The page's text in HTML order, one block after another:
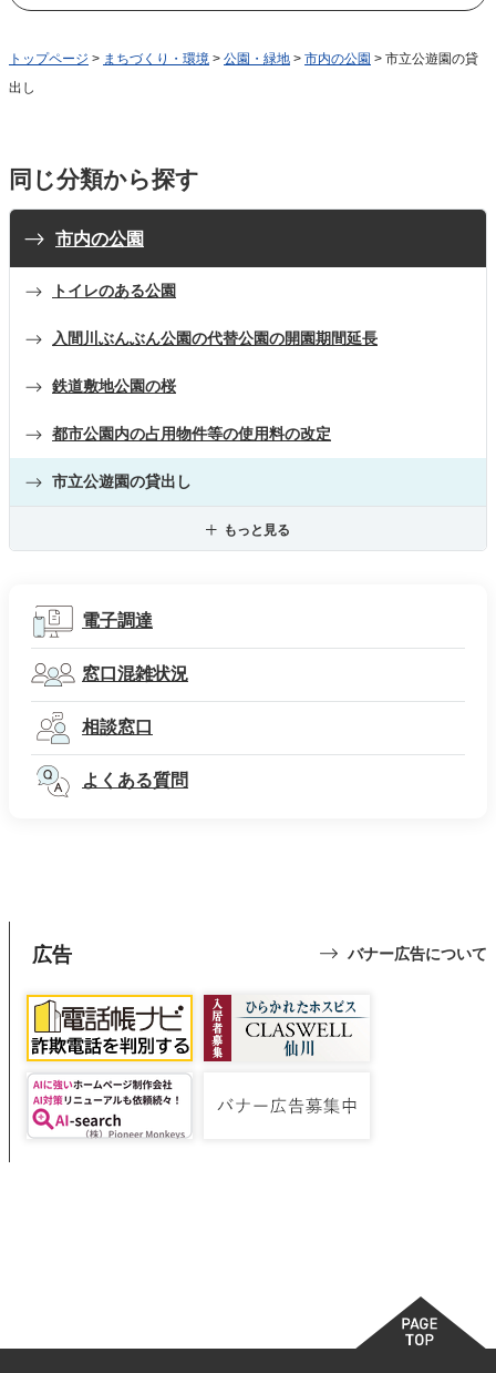
トップページ > まちづくり・環境 > 公園・緑地 > 市内の公園 > 市立公遊園の貸
出し
同じ分類から探す
市内の公園
トイレのある公園
入間川ぶんぶん公園の代替公園の開園期間延長
鉄道敷地公園の桜
都市公園内の占用物件等の使用料の改定
市立公遊園の貸出し
もっと見る
電子調達
窓口混雑状況
相談窓口
よくある質問
広告 バナー広告について